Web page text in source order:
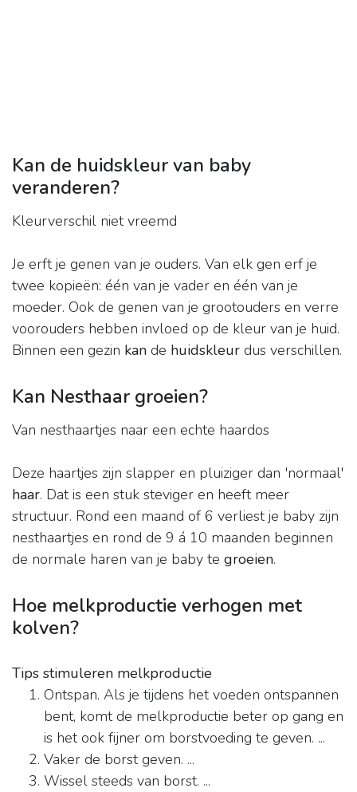
Kan de huidskleur van baby
veranderen?
Kleurverschil niet vreemd
Je erft je genen van je ouders. Van elk gen erf je
twee kopieën: één van je vader en één van je
moeder. Ook de genen van je grootouders en verre
voorouders hebben invloed op de kleur van je huid.
Binnen een gezin kan de huidskleur dus verschillen.
Kan Nesthaar groeien?
Van nesthaartjes naar een echte haardos
Deze haartjes zijn slapper en pluiziger dan 'normaal'
haar. Dat is een stuk steviger en heeft meer
structuur. Rond een maand of 6 verliest je baby zijn
nesthaartjes en rond de 9 á 10 maanden beginnen
de normale haren van je baby te groeien.
Hoe melkproductie verhogen met
kolven?
Tips stimuleren melkproductie
Ontspan. Als je tijdens het voeden ontspannen
bent, komt de melkproductie beter op gang en
is het ook fijner om borstvoeding te geven. ...
Vaker de borst geven. ...
Wissel steeds van borst. ...